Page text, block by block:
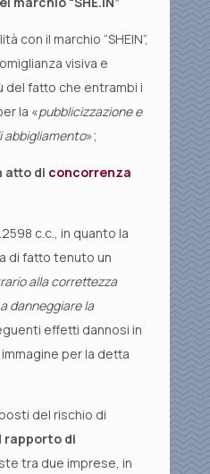
con il marchio “SHEIN”,
visiva e
del fatto che entrambi i
la «pubblicizzazione e
abbigliamento»;
atto di concorrenza
c.c., in quanto la
di fatto tenuto un
alla correttezza
danneggiare la
effetti dannosi in
per la detta
del rischio di
rapporto di
tra due imprese, in